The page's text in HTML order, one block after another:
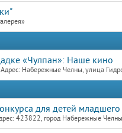
«Чулпан»: Наше кино
Набережные Челны, улица
для детей
423822, город Набережные